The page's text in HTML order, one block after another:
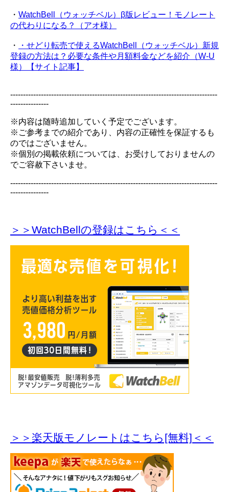
・ WatchBell（ウォッチベル）β版レビュー！モノレート
の代わりになる？（アオ様）
・
・せどり転売で使えるWatchBell（ウォッチベル）新規
登録の方法は？必要な条件や月額料金などを紹介（W-U
様）【サイト記事】
---------------------------------------------------------------------------------
---------------
※内容は随時追加していく予定でございます。
※ご参考までの紹介であり、内容の正確性を保証するも
のではございません。
※個別の掲載依頼については、お受けしておりませんの
でご容赦下さいませ。
---------------------------------------------------------------------------------
---------------
＞＞WatchBellの登録はこちら＜＜
＞＞楽天版モノレートはこちら[無料]＜＜